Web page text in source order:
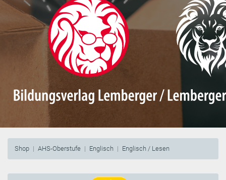
Shop AHS-Oberstufe Englisch Englisch / Lesen